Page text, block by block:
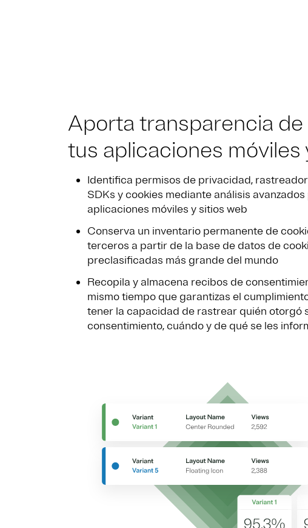
Aporta transparencia de
tus aplicaciones móviles
Identifica permisos de privacidad,
SDKs y cookies mediante análisis avanzados
aplicaciones móviles y sitios web
Conserva un inventario permanente de
terceros a partir de la base de datos de
preclasificadas más grande del mundo
Recopila y almacena recibos de
mismo tiempo que garantizas el
tener la capacidad de rastrear quién otorgó
consentimiento, cuándo y de qué se les